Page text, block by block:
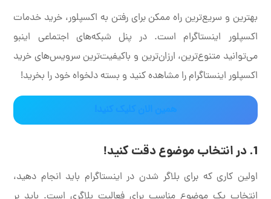
بهترین و سریع‌ترین راه ممکن برای رفتن به اکسپلور، خرید خدمات
اکسپلور اینستاگرام است. در پنل شبکه‌های اجتماعی اینبو
می‌توانید متنوع‌ترین، ارزان‌ترین و باکیفیت‌ترین سرویس‌های خرید
اکسپلور اینستاگرام را مشاهده کنید و بسته دلخواه خود را بخرید!
همین الان کلیک کنید!
1. در انتخاب موضوع دقت کنید!
اولین کاری که برای بلاگر شدن در اینستاگرام باید انجام دهید،